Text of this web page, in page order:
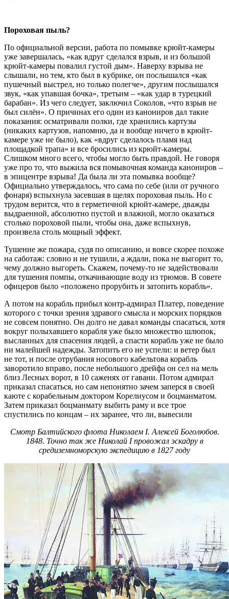
Пороховая пыль?
По официальной версии, работа по помывке крюйт-камеры
уже завершалась, «как вдруг сделался взрыв, и из большой
крюйт-камеры повалил густой дым». Наверху взрыва не
слышали, но тем, кто был в кубрике, он послышался «как
пушечный выстрел, но только полегче», другим послышался
звук, «как упавшая бочка», третьим – «как удар в турецкий
барабан». Из чего следует, заключил Соколов, «что взрыв не
был силён». О причинах его один из канониров дал такие
показания: осматривали полки, где хранились картузы
(никаких картузов, напомню, да и вообще ничего в крюйт-
камере уже не было), как «вдруг сделалось пламя над
площадкой трапа» и все бросились из крюйт-камеры.
Слишком много всего, чтобы могло быть правдой. Не говоря
уже про то, что выжила вся помывочная команда канониров –
в эпицентре взрыва! Да была ли эта помывка вообще?
Официально утверждалось, что сама по себе (или от ручного
фонаря) вспыхнула засевшая в щелях пороховая пыль. Но с
трудом верится, что в герметичной крюйт-камере, дважды
выдраенной, абсолютно пустой и влажной, могло оказаться
столько пороховой пыли, чтобы она, даже вспыхнув,
произвела столь мощный эффект.
Тушение же пожара, судя по описанию, и вовсе скорее похоже
на саботаж: словно и не тушили, а ждали, пока не выгорит то,
чему должно выгореть. Скажем, почему-то не задействовали
для тушения помпы, откачивающие воду из трюмов. В совете
офицеров было «положено прорубить и затопить корабль».
А потом на корабль прибыл контр-адмирал Платер, поведение
которого с точки зрения здравого смысла и морских порядков
не совсем понятно. Он долго не давал команды спасаться, хотя
вокруг полыхавшего корабля уже было множество шлюпок,
высланных для спасения людей, а спасти корабль уже не было
ни малейшей надежды. Затопить его не успели: и ветер был
не тот, и после отрубания носового кабельтова корабль
заворотило вправо, после небольшого дрейфа он сел на мель
близ Лесных ворот, в 10 саженях от гавани. Потом адмирал
приказал спасаться, но сам непонятно зачем заперся в своей
каюте с корабельным доктором Корелиусом и боцманматом.
Затем приказал боцманмату выбить раму и все трое
спустились по концам – их заранее, что ли, вывесили
Смотр Балтийского флота Николаем I. Алексей Боголюбов.
1848. Точно так же Николай I провожал эскадру в
средиземноморскую экспедицию в 1827 году